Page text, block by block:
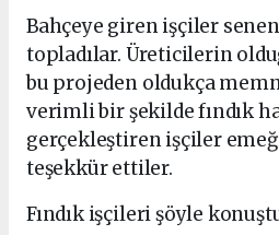
Bahçeye giren işçiler
topladılar. Üreticilerin
bu projeden oldukça
verimli bir şekilde fındık
gerçekleştiren işçiler
teşekkür ettiler.
Fındık işçileri şöyle